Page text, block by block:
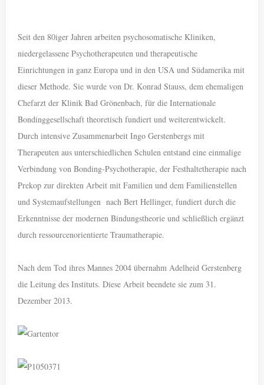
Seit den 80iger Jahren arbeiten psychosomatische Kliniken,
niedergelassene Psychotherapeuten und therapeutische
Einrichtungen in ganz Europa und in den USA und Südamerika mit
dieser Methode. Sie wurde von Dr. Konrad Stauss, dem ehemaligen
Chefarzt der Klinik Bad Grönenbach, für die Internationale
Bondinggesellschaft theoretisch fundiert und weiterentwickelt.
Durch intensive Zusammenarbeit Ingo Gerstenbergs mit
Therapeuten aus unterschiedlichen Schulen entstand eine einmalige
Verbindung von Bonding-Psychotherapie, der Festhaltetherapie nach
Prekop zur direkten Arbeit mit Familien und dem Familienstellen
und Systemaufstellungen nach Bert Hellinger, fundiert durch die
Erkenntnisse der modernen Bindungstheorie und schließlich ergänzt
durch ressourcenorientierte Traumatherapie.
Nach dem Tod ihres Mannes 2004 übernahm Adelheid Gerstenberg
die Leitung des Instituts. Diese Arbeit beendete sie zum 31.
Dezember 2013.